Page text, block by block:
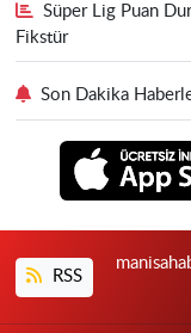
Süper Lig Puan
Fikstür
Son Dakika
RSS